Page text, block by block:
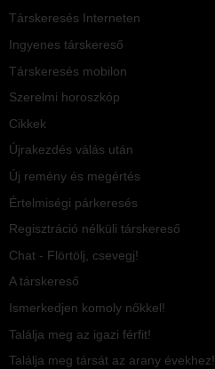
Társkeresés Interneten
Ingyenes társkereső
Társkeresés mobilon
Szerelmi horoszkóp
Cikkek
Újrakezdés válás után
Új remény és megértés
Értelmiségi párkeresés
Regisztráció nélküli társkereső
Chat - Flörtölj, csevegj!
A társkereső
Ismerkedjen komoly nőkkel!
Találja meg az igazi férfit!
Találja meg társát az arany évekhez!